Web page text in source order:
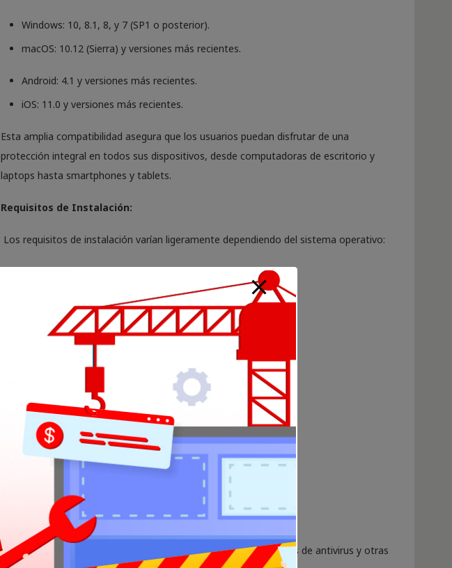
Windows: 10, 8.1, 8, y 7 (SP1 o posterior).
macOS: 10.12 (Sierra) y versiones más recientes.
Android: 4.1 y versiones más recientes.
iOS: 11.0 y versiones más recientes.
Esta amplia compatibilidad asegura que los usuarios puedan disfrutar de una
protección integral en todos sus dispositivos, desde computadoras de escritorio y
laptops hasta smartphones y tablets.
Requisitos de Instalación:
Los requisitos de instalación varían ligeramente dependiendo del sistema operativo:
Para Windows:
Procesador: CPU Pentium a 300 MHz o más rápido.
Memoria RAM: 256 MB (se recomienda 1 GB).
Procesador: Intel Core 2 Duo o superior.
Memoria RAM: 2 GB.
Espacio en disco duro: 200 MB de espacio libre.
Para Android:
50 MB de espacio libre.
Conexión a internet para la actualización de la base de datos de antivirus y otras